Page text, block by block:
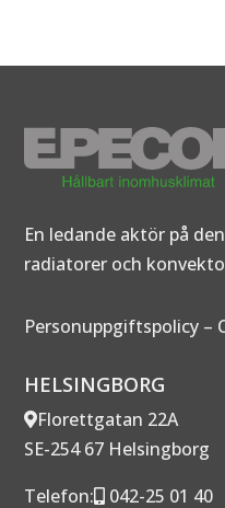
En ledande aktör på
radiatorer och
Personuppgiftspolicy –
HELSINGBORG
Florettgatan 22A
SE-254 67 Helsingborg
Telefon:
042-25 01 40